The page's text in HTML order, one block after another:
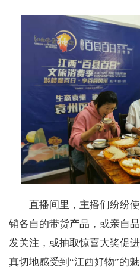
直播间里，主播们纷纷
销各自的带货产品，或亲自
发关注，或抽取惊喜大奖促
真切地感受到“江西好物”的